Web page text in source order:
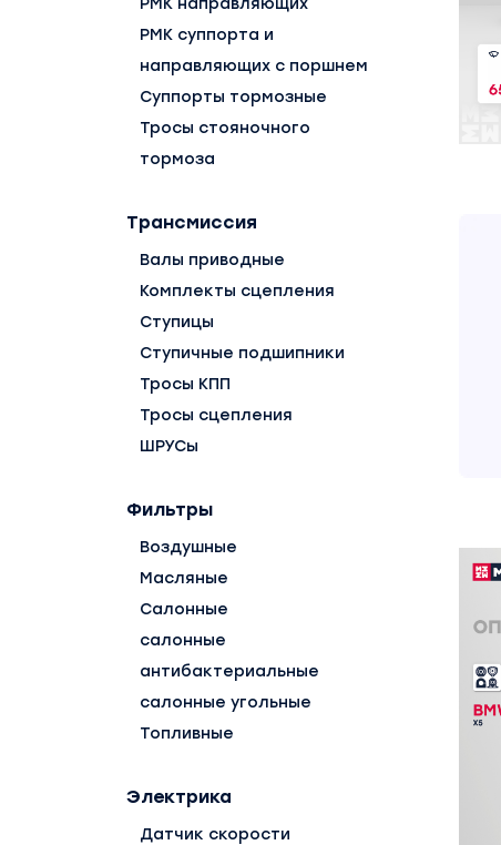
РМК направляющих
РМК суппорта и
направляющих с поршнем
Суппорты тормозные
Тросы стояночного
тормоза
Трансмиссия
Валы приводные
Комплекты сцепления
Ступицы
Ступичные подшипники
Тросы КПП
Тросы сцепления
ШРУСы
Фильтры
Воздушные
Масляные
Салонные
салонные
антибактериальные
салонные угольные
Топливные
Электрика
Датчик скорости